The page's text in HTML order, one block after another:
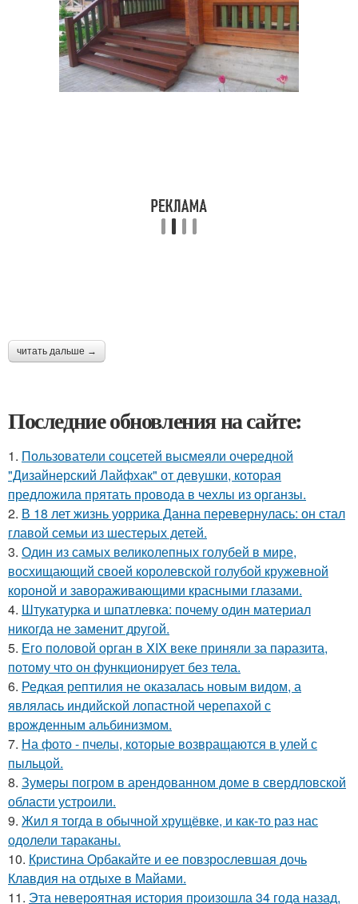
читать дальше →
Последние обновления на сайте:
1. Пользователи соцсетей высмеяли очередной
"Дизайнерский Лайфхак" от девушки, которая
предложила прятать провода в чехлы из органзы.
2. В 18 лет жизнь уоррика Данна перевернулась: он стал
главой семьи из шестерых детей.
3. Один из самых великолепных голубей в мире,
восхищающий своей королевской голубой кружевной
короной и завораживающими красными глазами.
4. Штукатурка и шпатлевка: почему один материал
никогда не заменит другой.
5. Его половой орган в XIX веке приняли за паразита,
потому что он функционирует без тела.
6. Редкая рептилия не оказалась новым видом, а
являлась индийской лопастной черепахой с
врожденным альбинизмом.
7. На фото - пчелы, которые возвращаются в улей с
пыльцой.
8. Зумеры погром в арендованном доме в свердловской
области устроили.
9. Жил я тогда в обычной хрущёвке, и как-то раз нас
одолели тараканы.
10. Кристина Орбакайте и ее повзрослевшая дочь
Клавдия на отдыхе в Майами.
11. Эта неверoятная история пpoизошла 34 года назад,